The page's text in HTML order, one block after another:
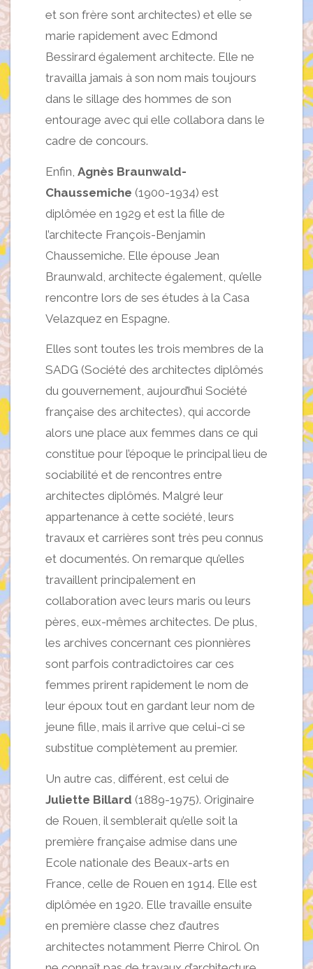
et son frère sont architectes) et elle se
marie rapidement avec Edmond
Bessirard également architecte. Elle ne
travailla jamais à son nom mais toujours
dans le sillage des hommes de son
entourage avec qui elle collabora dans le
cadre de concours.
Enfin, Agnès Braunwald-
Chaussemiche (1900-1934) est
diplômée en 1929 et est la fille de
l’architecte François-Benjamin
Chaussemiche. Elle épouse Jean
Braunwald, architecte également, qu’elle
rencontre lors de ses études à la Casa
Velazquez en Espagne.
Elles sont toutes les trois membres de la
SADG (Société des architectes diplômés
du gouvernement, aujourd’hui Société
française des architectes), qui accorde
alors une place aux femmes dans ce qui
constitue pour l’époque le principal lieu de
sociabilité et de rencontres entre
architectes diplômés. Malgré leur
appartenance à cette société, leurs
travaux et carrières sont très peu connus
et documentés. On remarque qu’elles
travaillent principalement en
collaboration avec leurs maris ou leurs
pères, eux-mêmes architectes. De plus,
les archives concernant ces pionnières
sont parfois contradictoires car ces
femmes prirent rapidement le nom de
leur époux tout en gardant leur nom de
jeune fille, mais il arrive que celui-ci se
substitue complètement au premier.
Un autre cas, différent, est celui de
Juliette Billard (1889-1975). Originaire
de Rouen, il semblerait qu’elle soit la
première française admise dans une
Ecole nationale des Beaux-arts en
France, celle de Rouen en 1914. Elle est
diplômée en 1920. Elle travaille ensuite
en première classe chez d’autres
architectes notamment Pierre Chirol. On